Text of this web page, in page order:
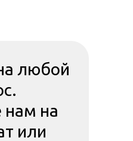
любой
нам на
или